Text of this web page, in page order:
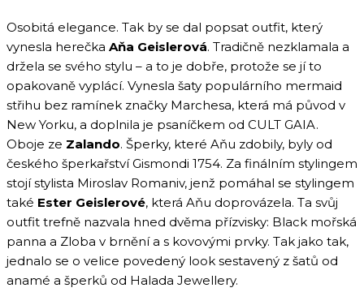
Osobitá elegance. Tak by se dal popsat outfit, který
vynesla herečka Aňa Geislerová. Tradičně nezklamala a
držela se svého stylu – a to je dobře, protože se jí to
opakovaně vyplácí. Vynesla šaty populárního mermaid
střihu bez ramínek značky Marchesa, která má původ v
New Yorku, a doplnila je psaníčkem od CULT GAIA.
Oboje ze Zalando. Šperky, které Aňu zdobily, byly od
českého šperkařství Gismondi 1754. Za finálním stylingem
stojí stylista Miroslav Romaniv, jenž pomáhal se stylingem
také Ester Geislerové, která Aňu doprovázela. Ta svůj
outfit trefně nazvala hned dvěma přízvisky: Black mořská
panna a Zloba v brnění a s kovovými prvky. Tak jako tak,
jednalo se o velice povedený look sestavený z šatů od
anamé a šperků od Halada Jewellery.